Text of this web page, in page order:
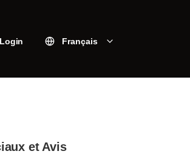
Login Français
et Avis